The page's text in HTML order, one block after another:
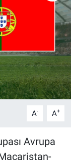
A- A+
Avrupa